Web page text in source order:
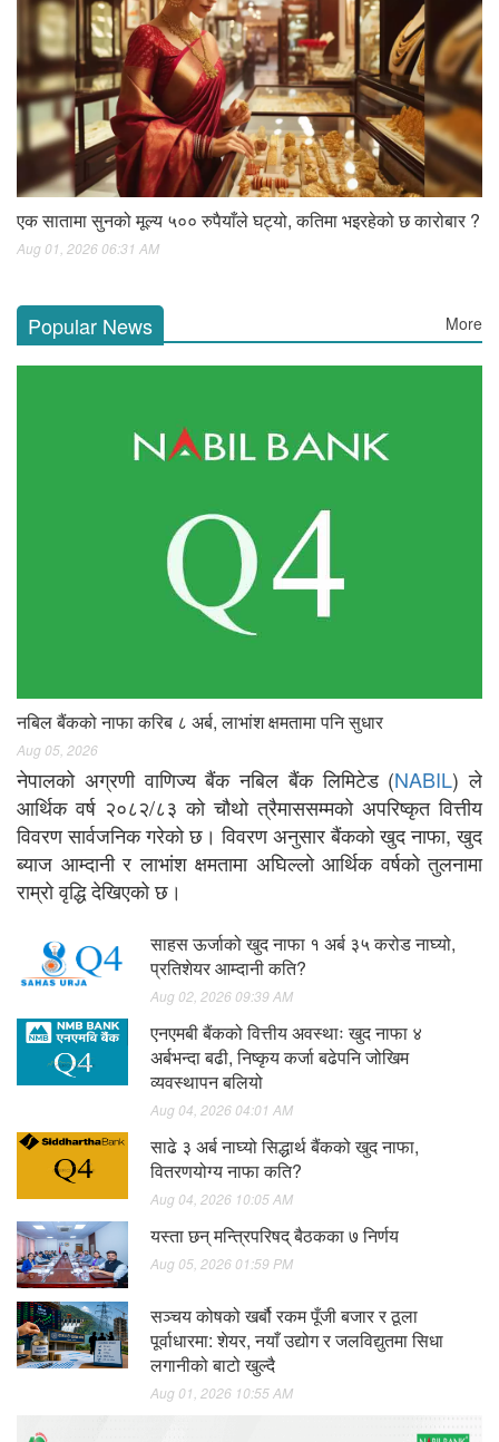
एक सातामा सुनको मूल्य ५०० रुपैयाँले घट्यो, कतिमा भइरहेको छ कारोबार ?
Aug 01, 2026 06:31 AM
Popular News More
नबिल बैंकको नाफा करिब ८ अर्ब, लाभांश क्षमतामा पनि सुधार
Aug 05, 2026
नेपालको अग्रणी वाणिज्य बैंक नबिल बैंक लिमिटेड (NABIL) ले
आर्थिक वर्ष २०८२/८३ को चौथो त्रैमाससम्मको अपरिष्कृत वित्तीय
विवरण सार्वजनिक गरेको छ। विवरण अनुसार बैंकको खुद नाफा, खुद
ब्याज आम्दानी र लाभांश क्षमतामा अघिल्लो आर्थिक वर्षको तुलनामा
राम्रो वृद्धि देखिएको छ।
साहस ऊर्जाको खुद नाफा १ अर्ब ३५ करोड नाघ्यो,
प्रतिशेयर आम्दानी कति?
Aug 02, 2026 09:39 AM
एनएमबी बैंकको वित्तीय अवस्थाः खुद नाफा ४
अर्बभन्दा बढी, निष्कृय कर्जा बढेपनि जोखिम
व्यवस्थापन बलियो
Aug 04, 2026 04:01 AM
साढे ३ अर्ब नाघ्यो सिद्धार्थ बैंकको खुद नाफा,
वितरणयोग्य नाफा कति?
Aug 04, 2026 10:05 AM
यस्ता छन् मन्त्रिपरिषद् बैठकका ७ निर्णय
Aug 05, 2026 01:59 PM
सञ्चय कोषको खर्बौ रकम पूँजी बजार र ठूला
पूर्वाधारमा: शेयर, नयाँ उद्योग र जलविद्युतमा सिधा
लगानीको बाटो खुल्दै
Aug 01, 2026 10:55 AM